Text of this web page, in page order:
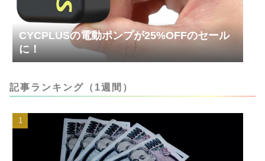
CYCPLUSの電動ポンプが25%OFFのセール
に！
記事ランキング（1週間）